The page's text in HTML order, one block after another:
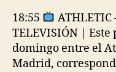
entrada
18:55
ATHLETIC
TELEVISIÓN |
domingo entre el
Madrid,